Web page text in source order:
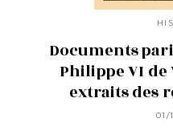
Documents
Philippe VI de
extraits des
01/